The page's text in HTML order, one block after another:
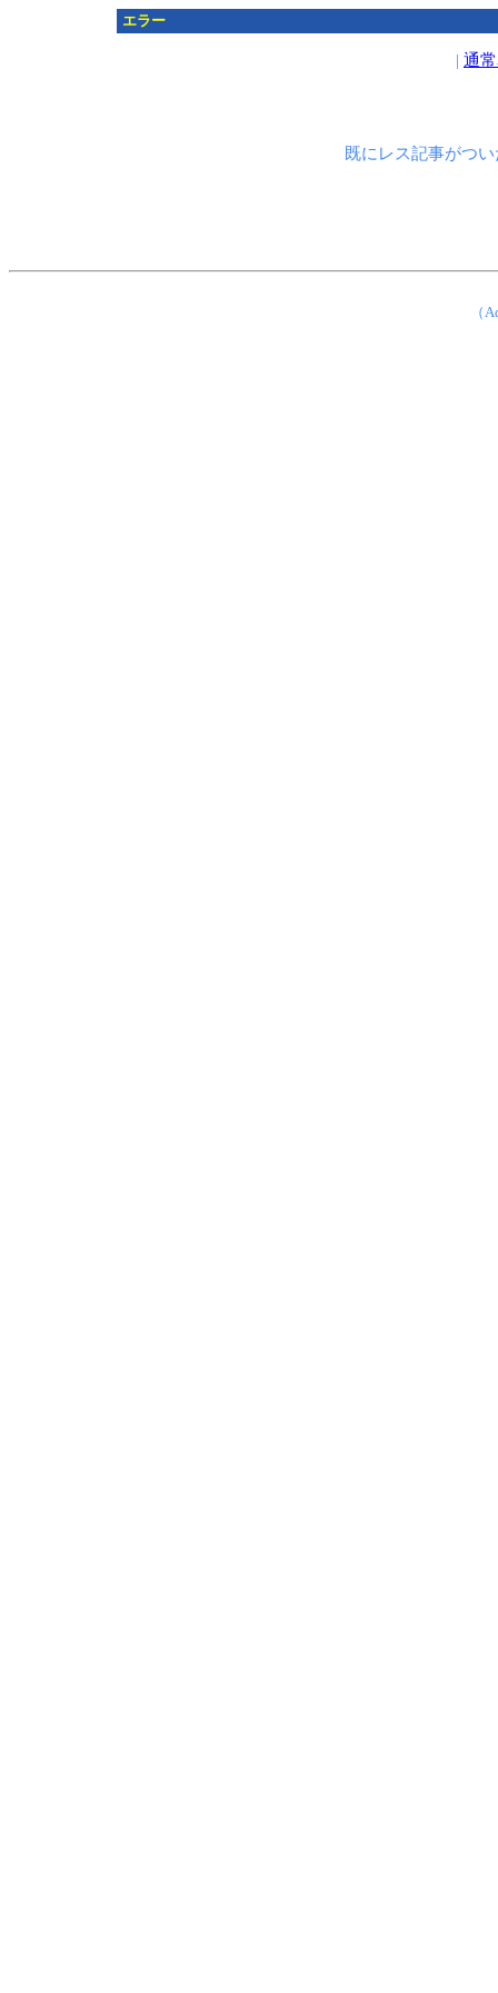
エラー
| 通
既にレス記事がつ
（